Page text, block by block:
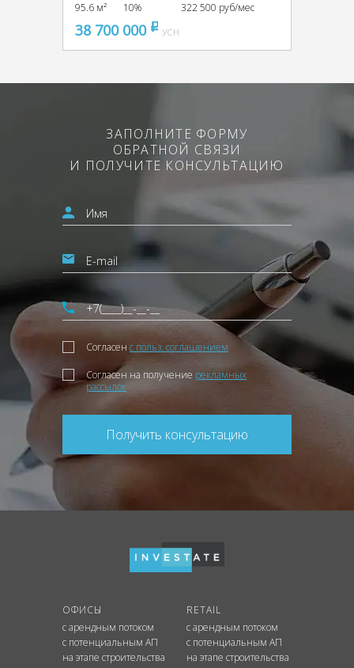
95.6 м² 10% 322 500 руб/мес
38 700 000 pуб
УСН
ЗАПОЛНИТЕ ФОРМУ
ОБРАТНОЙ СВЯЗИ
И ПОЛУЧИТЕ КОНСУЛЬТАЦИЮ
Согласен с польз. соглашением
Согласен на получение рекламных
рассылок
Получить консультацию
ОФИСЫ
с арендным потоком
с потенциальным АП
на этапе строительства
RETAIL
с арендным потоком
с потенциальным АП
на этапе строительства